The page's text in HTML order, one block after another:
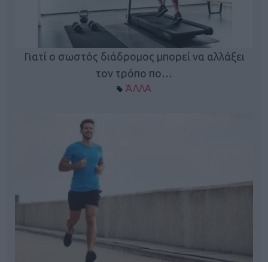
Γιατί ο σωστός διάδρομος μπορεί να αλλάξει
τον τρόπο πο…
ΆΛΛΑ